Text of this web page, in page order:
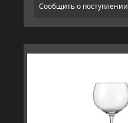
Сообщить о поступлении